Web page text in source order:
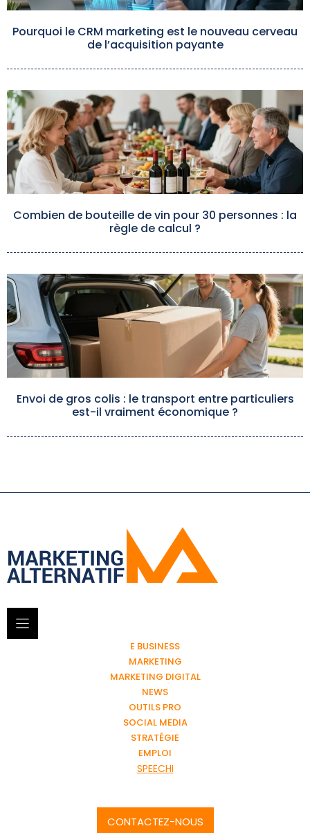
Pourquoi le CRM marketing est le nouveau cerveau
de l’acquisition payante
Combien de bouteille de vin pour 30 personnes : la
règle de calcul ?
Envoi de gros colis : le transport entre particuliers
est-il vraiment économique ?
E BUSINESS
MARKETING
MARKETING DIGITAL
NEWS
OUTILS PRO
SOCIAL MEDIA
STRATÉGIE
EMPLOI
SPEECHI
CONTACTEZ-NOUS